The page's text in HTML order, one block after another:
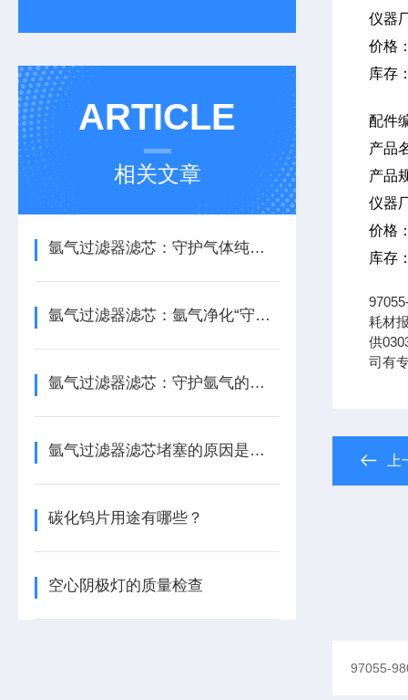
ARTICLE
相关文章
氩气过滤器滤芯：守护气体纯度，保障系统稳定运行
氩气过滤器滤芯：氩气净化“守门人”，保障精密工艺品质
氩气过滤器滤芯：守护氩气的纯净之源
氩气过滤器滤芯堵塞的原因是什么？
碳化钨片用途有哪些？
空心阴极灯的质量检查
仪器
价格
库存
配件
产品
产品
仪器
价格
库存
耗材
供
司有